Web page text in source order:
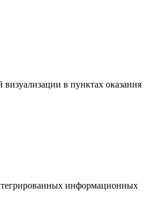
в пунктах оказания
информационных